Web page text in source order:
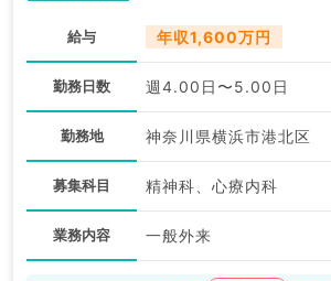
給与 年収1,600万円
勤務日数 週4.00日〜5.00日
勤務地 神奈川県横浜市港北区
募集科目 精神科、心療内科
業務内容 一般外来